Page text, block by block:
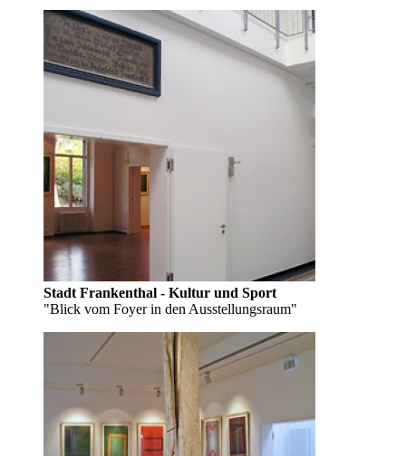
Stadt Frankenthal - Kultur und Sport
"Blick vom Foyer in den Ausstellungsraum"